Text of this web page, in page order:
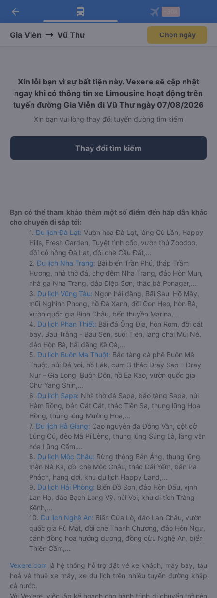
Tải app Vexere ngay!
Nhận ưu đãi thành viên độc
Mở app
Tải app Vexere
-30k/ghế khi đặt vé máy bay qua
Mở app
arrow_back
Gia Viễn Vũ Thư Chọn ngày
Xin lỗi bạn vì sự bất tiện này. Vexere sẽ cập nhật
ngay khi có thông tin xe Limousine hoạt động trên
tuyến đường Gia Viễn đi Vũ Thư ngày 07/08/2026
Xin bạn vui lòng thay đổi tuyến đường tìm kiếm
Thay đổi tìm kiếm
Bạn có thể tham khảo thêm một số điểm đến hấp dẫn khác
cho chuyến đi sắp tới:
1. Du lịch Đà Lạt: Vườn hoa Đà Lạt, làng Cù Lần, Happy
Hills, Fresh Garden, Tuyệt tình cốc, vườn thú Zoodoo,
đồi cỏ hồng Đà Lạt, đồi chè Cầu Đất,...
2. Du lịch Nha Trang: Bãi biển Trần Phú, tháp Trầm
Hương, nhà thờ đá, chợ đêm Nha Trang, đảo Hòn Mun,
nhà ga Nha Trang, đảo Điệp Sơn, thác bà Ponagar,...
3. Du lịch Vũng Tàu: Ngọn hải đăng, Bãi Sau, Hồ Mây,
mũi Nghinh Phong, hồ Đá Xanh, đồi Con Heo, hòn Bà,
vườn quốc gia Bình Châu, bến thuyền Marina,...
4. Du lịch Phan Thiết: Bãi đá Ông Địa, hòn Rơm, đồi cát
bay, Bàu Trắng - Bàu Sen, suối Tiên, làng chài Mũi Né,
đảo Hòn Bà, hải đăng Kê Gà,...
5. Du lịch Buôn Ma Thuột: Bảo tàng cà phê Buôn Mê
Thuột, núi Đá Voi, hồ Lắk, cụm 3 thác Dray Sap – Dray
Nur – Gia Long, Buôn Đôn, hồ Ea Kao, vườn quốc gia
Chư Yang Shin,...
6. Du lịch Sapa: Nhà thờ đá Sapa, bảo tàng Sapa, núi
Hàm Rồng, bản Cát Cát, thác Tiên Sa, thung lũng Hoa
Hồng, thung lũng Mường Hoa,...
7. Du lịch Hà Giang: Cao nguyên đá Đồng Văn, cột cờ
Lũng Cú, đèo Mã Pí Lèng, thung lũng Sủng Là, làng văn
hóa Lũng Cẩm,...
8. Du lịch Mộc Châu: Rừng thông Bản Áng, thung lũng
mận Nà Ka, đồi chè Mộc Châu, thác Dải Yếm, bản Pa
Phách, hang dơi, khu du lịch Happy Land,...
9. Du lịch Hải Phòng: Biển Đồ Sơn, đảo Hòn Dấu, vịnh
Lan Hạ, đảo Bạch Long Vỹ, núi Voi, khu di tích Tràng
Kênh,...
10. Du lịch Nghệ An: Biển Cửa Lò, đảo Lan Châu, vườn
quốc gia Pù Mát, đồi chè Thanh Chương, đảo Hòn Ngư,
cánh đồng hoa hướng dương, đồng cừu Nghệ An, biển
Thiên Cầm,...
Vexere.com là hệ thống hỗ trợ đặt vé xe khách, máy bay, tàu
hoả và thuê xe máy, xe du lịch trên nhiều tuyến đường khắp
cả nước.
Với Vexere, việc lập kế hoạch cho hành trình di chuyển trở nên